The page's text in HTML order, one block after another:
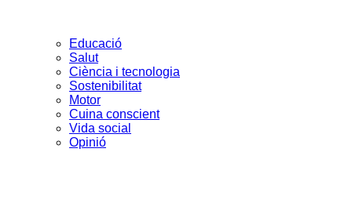
Educació
Salut
Ciència i tecnologia
Sostenibilitat
Motor
Cuina conscient
Vida social
Opinió